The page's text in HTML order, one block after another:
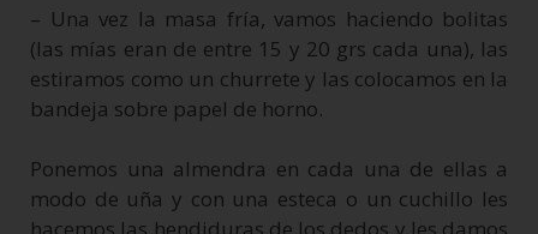
– Una vez la masa fría, vamos haciendo bolitas
(las mías eran de entre 15 y 20 grs cada una), las
estiramos como un churrete y las colocamos en la
bandeja sobre papel de horno.
Ponemos una almendra en cada una de ellas a
modo de uña y con una esteca o un cuchillo les